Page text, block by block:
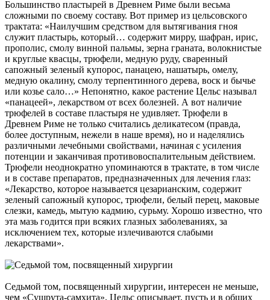
Большинство пластырей в Древнем Риме были весьма
сложными по своему составу. Вот пример из цельсовского
трактата: «Наилучшим средством для вытягивания гноя
служит пластырь, который… содержит мирру, шафран, ирис,
прополис, смолу винной пальмы, зерна граната, волокнистые
и круглые квасцы, трюфели, медную руду, сваренный
сапожный зеленый купорос, панацею, нашатырь, омелу,
медную окалину, смолу терпентинного дерева, воск и бычье
или козье сало…» Непонятно, какое растение Цельс называл
«панацеей», лекарством от всех болезней. А вот наличие
трюфелей в составе пластыря не удивляет. Трюфели в
Древнем Риме не только считались деликатесом (правда,
более доступным, нежели в наше время), но и наделялись
различными лечебными свойствами, начиная с усиления
потенции и заканчивая противовоспалительным действием.
Трюфели неоднократно упоминаются в трактате, в том числе
и в составе препаратов, предназначенных для лечения глаз:
«Лекарство, которое называется цезарианским, содержит
зеленый сапожный купорос, трюфели, белый перец, маковые
слезки, камедь, мытую кадмию, сурьму. Хорошо известно, что
эта мазь годится при всяких глазных заболеваниях, за
исключением тех, которые излечиваются слабыми
лекарствами».
Седьмой том, посвященный хирургии, интересен не меньше,
чем «Сушрута-самхита». Цельс описывает, пусть и в общих